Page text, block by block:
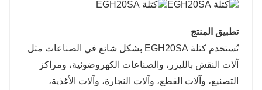
تطبيق المنتج
تُستخدم كتلة EGH20SA بشكل شائع في الصناعات مثل
آلات النقش بالليزر، والصناعات الكهروضوئية، ومراكز
التصنيع، وآلات القطع، وآلات النجارة، وآلات الأغذية،